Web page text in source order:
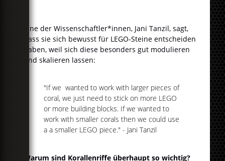
Eine der Wissenschaftler*innen, Jani Tanzil, sagt,
dass sie sich bewusst für LEGO-Steine entscheiden
haben, weil sich diese besonders gut modulieren
und skalieren lassen:
"If we wanted to work with larger pieces of
coral, we just need to stick on more LEGO
or more building blocks. If we wanted to
work with smaller corals then we could use
a a smaller LEGO piece." - Jani Tanzil
Warum sind Korallenriffe überhaupt so wichtig?